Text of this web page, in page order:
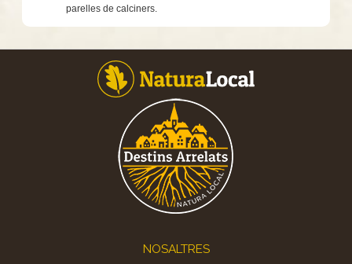
parelles de calciners.
NOSALTRES